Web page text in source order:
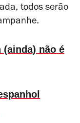
todos serão
não é